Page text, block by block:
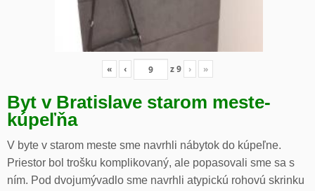
« ‹ z9 › »
Byt v Bratislave starom meste-
kúpeľňa
V byte v starom meste sme navrhli nábytok do kúpeľne.
Priestor bol trošku komplikovaný, ale popasovali sme sa s
ním. Pod dvojumývadlo sme navrhli atypickú rohovú skrinku